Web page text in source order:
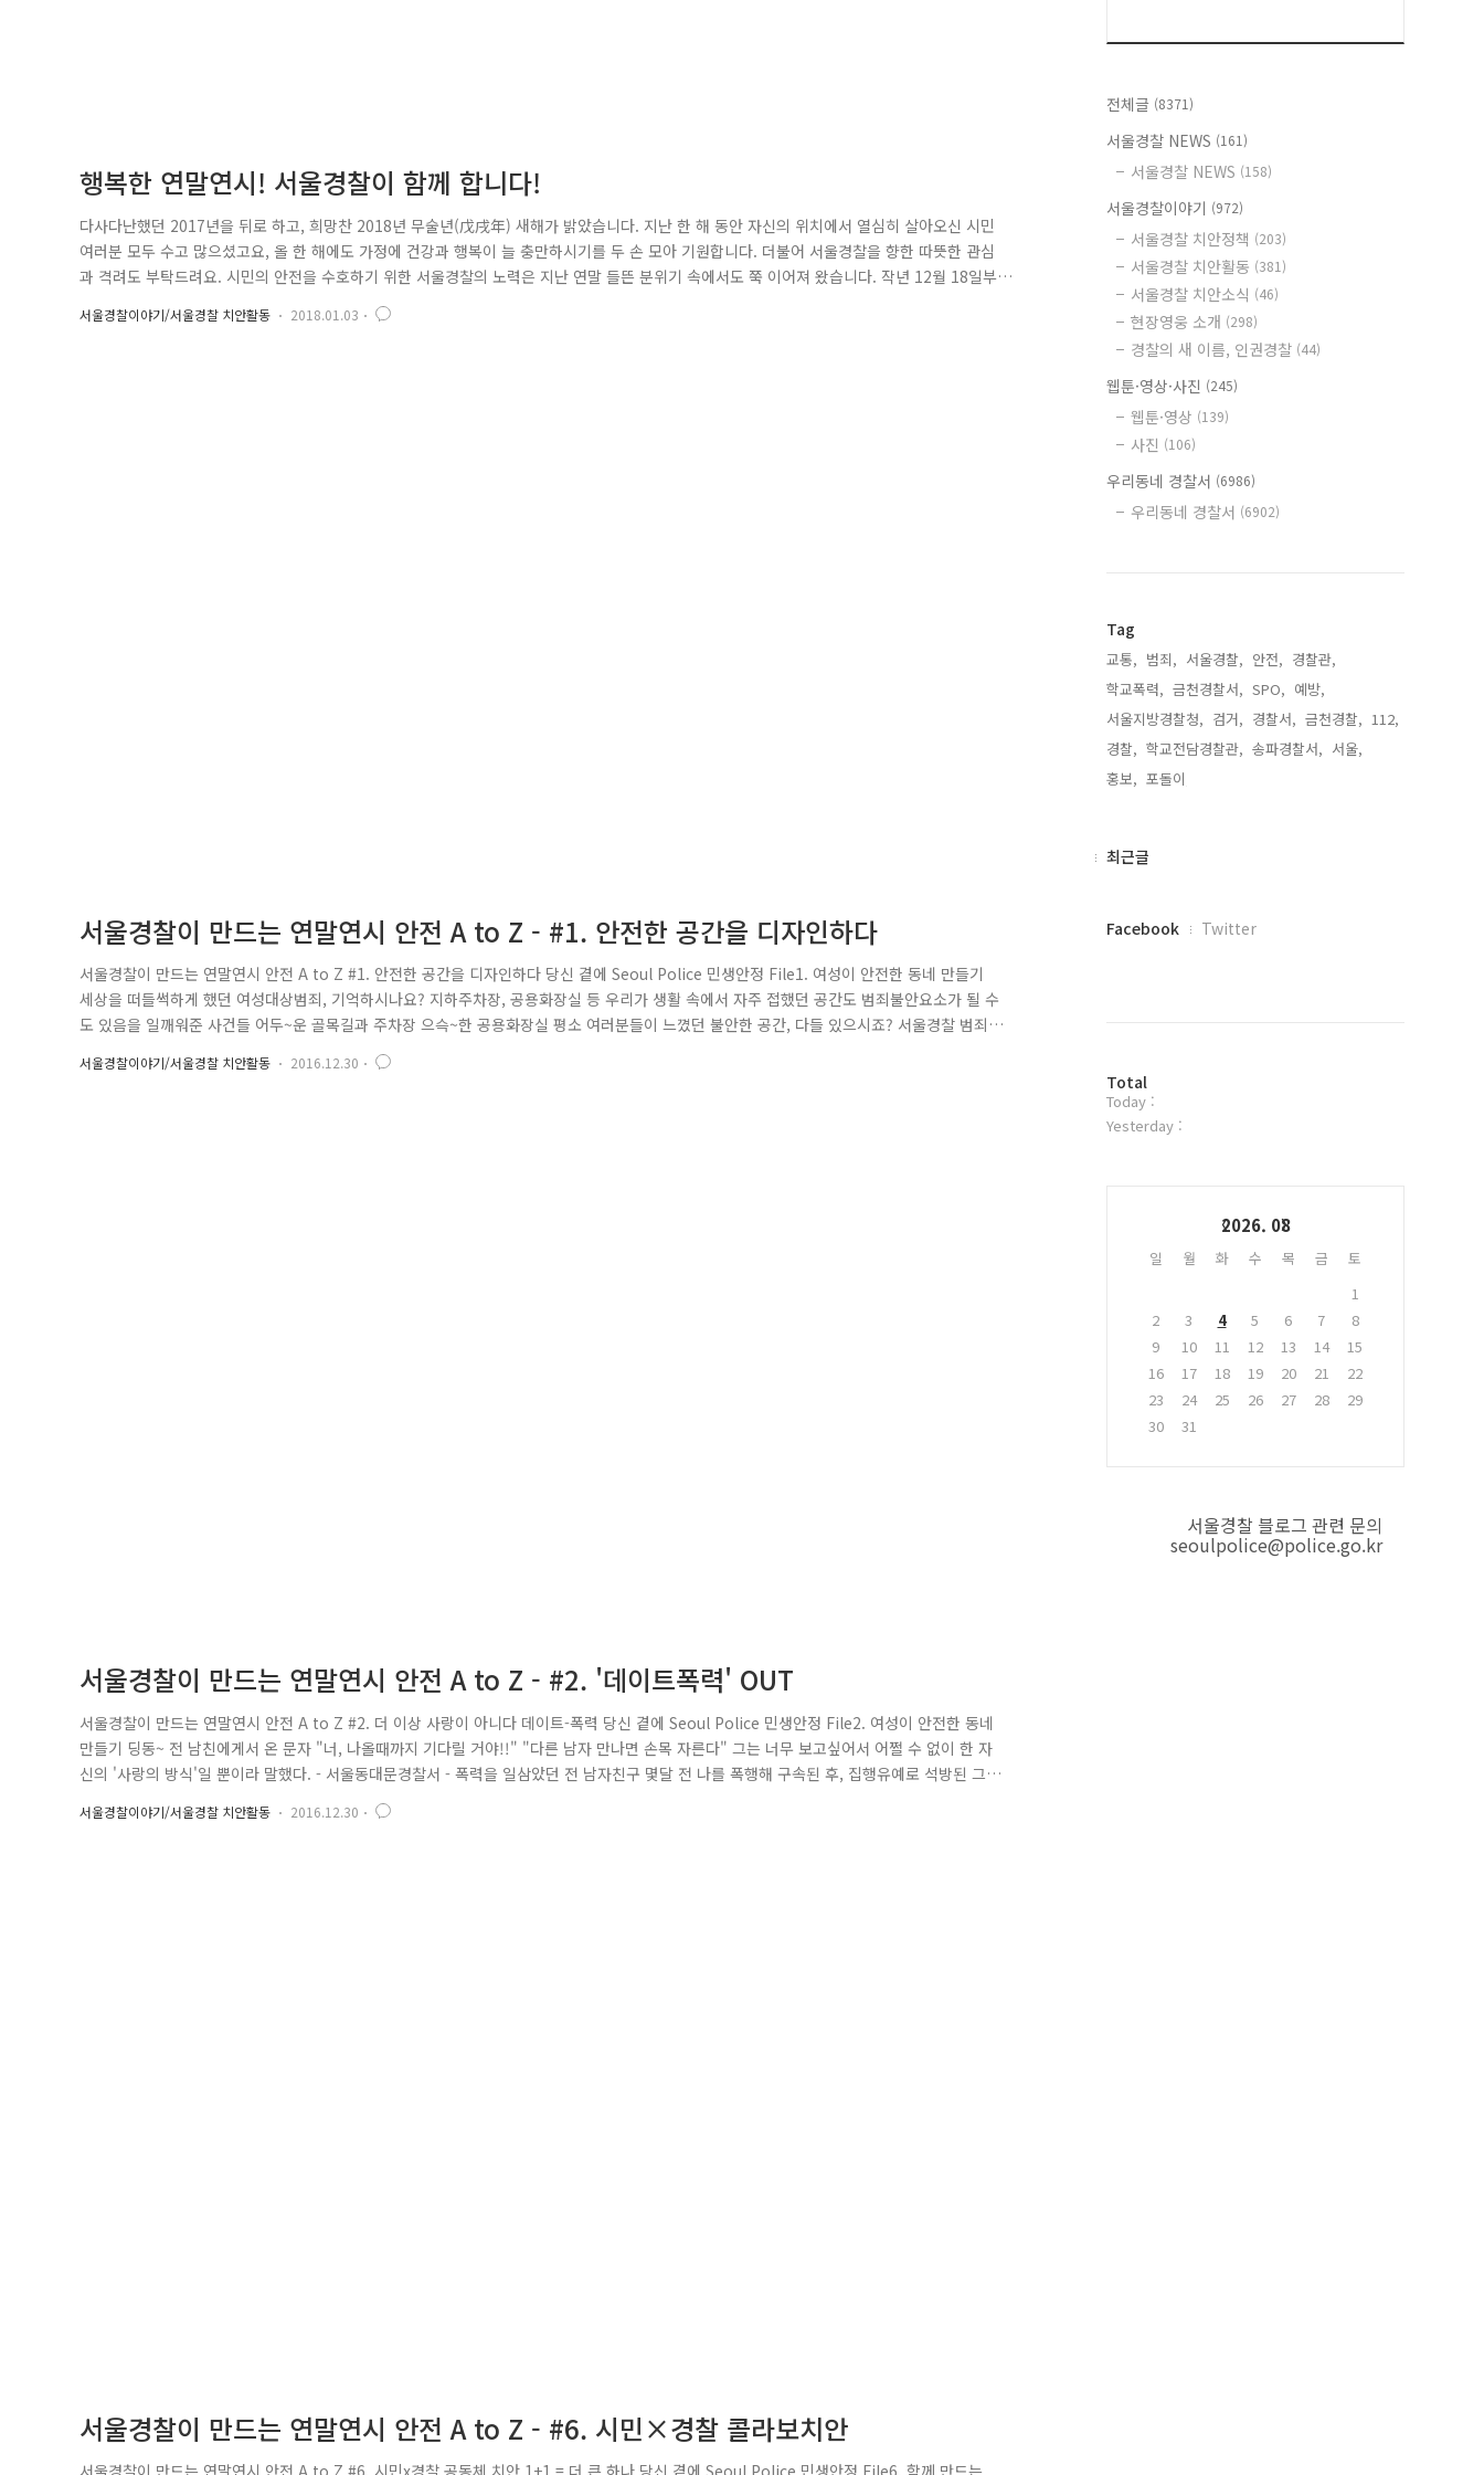
행복한 연말연시! 서울경찰이 함께 합니다!
다사다난했던 2017년을 뒤로 하고, 희망찬 2018년 무술년(戊戌年) 새해가 밝았습니다. 지난 한 해 동안 자신의 위치에서 열심히 살아오신 시민
여러분 모두 수고 많으셨고요, 올 한 해에도 가정에 건강과 행복이 늘 충만하시기를 두 손 모아 기원합니다. 더불어 서울경찰을 향한 따뜻한 관심
과 격려도 부탁드려요. 시민의 안전을 수호하기 위한 서울경찰의 노력은 지난 연말 들뜬 분위기 속에서도 쭉 이어져 왔습니다. 작년 12월 18일부
터 1월 1일까지, 서울경찰은 연말연시 강력범죄 예방과 적극적인 112 총력대응, 사회적 약자 보호 등을 통해 '안전하고 따뜻한 사회분위기' 조성
을 위한 특별 치안활동을 펼쳐왔는데요. 1. 보다 적극적으로! 연말연시 경찰활동 강화! 특별치안활동 기간 중 경찰은 파출소·지구대에서 근무..
서울경찰이야기/서울경찰 치안활동 2018.01.03
서울경찰이 만드는 연말연시 안전 A to Z - #1. 안전한 공간을 디자인하다
서울경찰이 만드는 연말연시 안전 A to Z #1. 안전한 공간을 디자인하다 당신 곁에 Seoul Police 민생안정 File1. 여성이 안전한 동네 만들기
세상을 떠들썩하게 했던 여성대상범죄, 기억하시나요? 지하주차장, 공용화장실 등 우리가 생활 속에서 자주 접했던 공간도 범죄불안요소가 될 수
도 있음을 일깨워준 사건들 어두~운 골목길과 주차장 으슥~한 공용화장실 평소 여러분들이 느꼈던 불안한 공간, 다들 있으시죠? 서울경찰 범죄
예방진단팀(CPO)에서는 일상생활 공간의 범죄불안요소를 줄여 '여성이 안전한 동네'를 만들겠습니다. '안전주차장'을 만들기 위해, 조도 · 비상
벨 가시화 · CCTV 화질 수시 체크 등 대형마트 등 지하 주차장에 대해 주기적으로 범죄안전진단을 실시했고 '여성 안심귀갓길' 등 여..
서울경찰이야기/서울경찰 치안활동 2016.12.30
서울경찰이 만드는 연말연시 안전 A to Z - #2. '데이트폭력' OUT
서울경찰이 만드는 연말연시 안전 A to Z #2. 더 이상 사랑이 아니다 데이트-폭력 당신 곁에 Seoul Police 민생안정 File2. 여성이 안전한 동네
만들기 딩동~ 전 남친에게서 온 문자 "너, 나올때까지 기다릴 거야!!" "다른 남자 만나면 손목 자른다" 그는 너무 보고싶어서 어쩔 수 없이 한 자
신의 '사랑의 방식'일 뿐이라 말했다. - 서울동대문경찰서 - 폭력을 일삼았던 전 남자친구 몇달 전 나를 폭행해 구속된 후, 집행유예로 석방된 그
가 나에게 문자를 보내왔다 "죽여버린다" - 서울서대문경찰서 - 두 건의 이야기는 '데이트-폭력'의 대표적인 사례 입니다. 부부가 아닌 남녀 간 갈
등 과정에서 상대방에게 폭력적인 행동! 더 이상 사랑이라 부를 수 없는 용인될 수 없는 행위! 우리는 이것을,..
서울경찰이야기/서울경찰 치안활동 2016.12.30
서울경찰이 만드는 연말연시 안전 A to Z - #6. 시민×경찰 콜라보치안
서울경찰이 만드는 연말연시 안전 A to Z #6. 시민x경찰 공동체 치안 1+1 = 더 큰 하나 당신 곁에 Seoul Police 민생안정 File6. 함께 만드는
전체글 (8371)
서울경찰 NEWS (161)
서울경찰 NEWS (158)
서울경찰이야기 (972)
서울경찰 치안정책 (203)
서울경찰 치안활동 (381)
서울경찰 치안소식 (46)
현장영웅 소개 (298)
경찰의 새 이름, 인권경찰 (44)
웹툰·영상·사진 (245)
웹툰·영상 (139)
사진 (106)
우리동네 경찰서 (6986)
우리동네 경찰서 (6902)
Tag
교통, 범죄, 서울경찰, 안전, 경찰관,
학교폭력, 금천경찰서, SPO, 예방,
서울지방경찰청, 검거, 경찰서, 금천경찰, 112,
경찰, 학교전담경찰관, 송파경찰서, 서울,
홍보, 포돌이,
최
최근글
페
플
러
그
Facebook Twitter
방
문
자
Total
Today :
Yesterday :
2026. 08
일 월 화 수 목 금
토
1
2
3 4 5 6 7
8
9
10 11 12 13 14
15
16
17 18 19 20 21
22
23
24 25 26 27 28
29
30
31
서울경찰 블로그 관련 문의
seoulpolice@police.go.kr